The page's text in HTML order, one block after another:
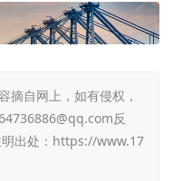
摘自网上，如有侵权，
反
出处： https://www.17